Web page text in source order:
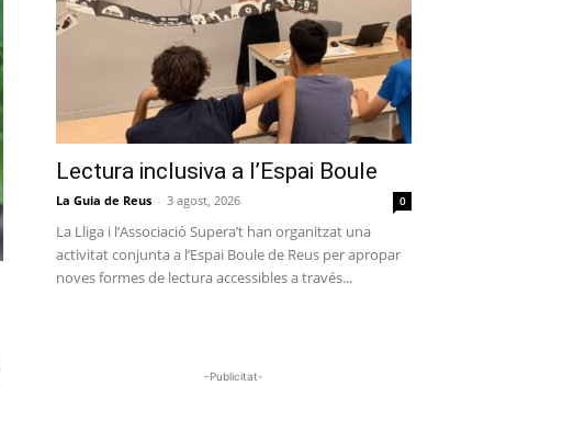
Lectura inclusiva a l’Espai Boule
La Guia de Reus - 3 agost, 2026 0
La Lliga i l’Associació Supera’t han organitzat una
activitat conjunta a l’Espai Boule de Reus per apropar
noves formes de lectura accessibles a través...
-Publicitat-